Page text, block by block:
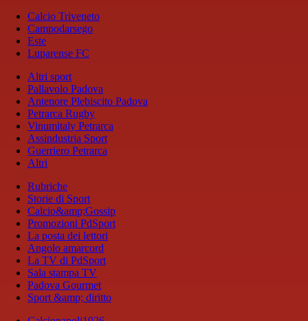
Calcio Triveneto
Campodarsego
Este
Luparense FC
Altri sport
Pallavolo Padova
Antenore Plebiscito Padova
Petrarca Rugby
Vinumitaly Petrarca
Assindustria Sport
Guerriero Petrarca
Altri
Rubriche
Storie di Sport
Calcio&amp;Gossip
Promozioni PdSport
La posta dei lettori
Angolo amarcord
La TV di PdSport
Sala stampa TV
Padova Gourmet
Sport &amp; diritto